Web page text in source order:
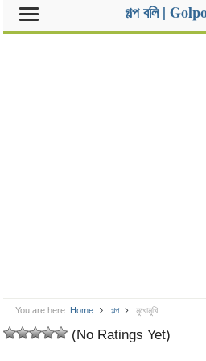
গল্প বলি |
You are here: Home গল্প মুখোমুখি
(No Ratings Yet)